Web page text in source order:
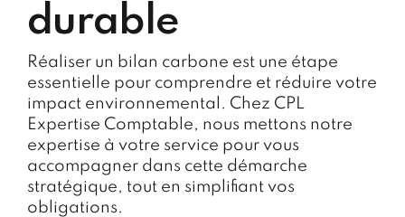
durable
Réaliser un bilan carbone est une étape
essentielle pour comprendre et réduire votre
impact environnemental. Chez CPL
Expertise Comptable, nous mettons notre
expertise à votre service pour vous
accompagner dans cette démarche
stratégique, tout en simplifiant vos
obligations.